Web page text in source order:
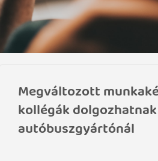
Megváltozott
kollégák
autóbuszgyártónál